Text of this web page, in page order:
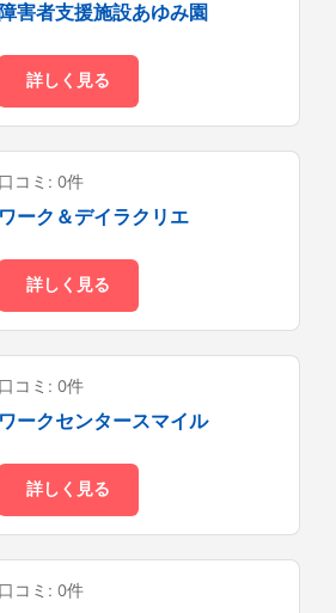
障害者支援施設あゆみ園
詳しく見る
口コミ: 0件
ワーク＆デイラクリエ
詳しく見る
口コミ: 0件
ワークセンタースマイル
詳しく見る
口コミ: 0件